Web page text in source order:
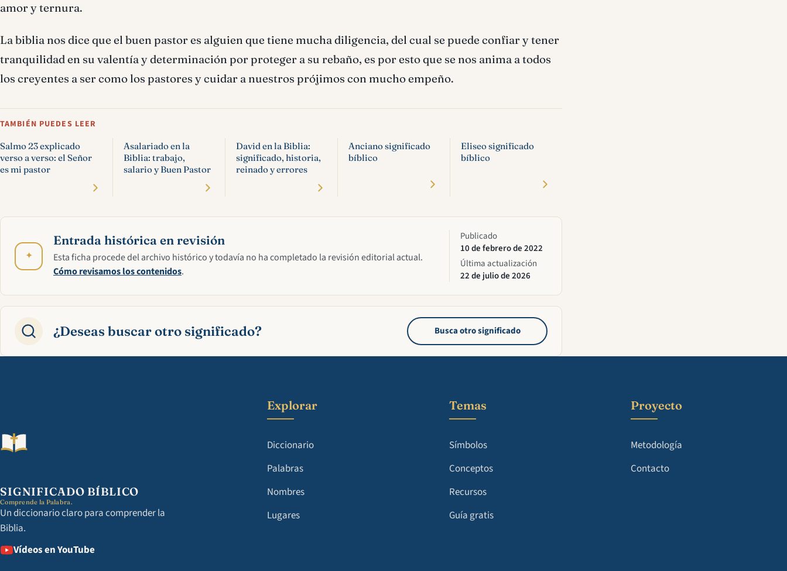
amor y ternura.
La biblia nos dice que el buen pastor es alguien que tiene mucha diligencia, del cual se puede confiar y tener
tranquilidad en su valentía y determinación por proteger a su rebaño, es por esto que se nos anima a todos
los creyentes a ser como los pastores y cuidar a nuestros prójimos con mucho empeño.
TAMBIÉN PUEDES LEER
Salmo 23 explicado
verso a verso: el Señor
es mi pastor
Asalariado en la
Biblia: trabajo,
salario y Buen Pastor
David en la Biblia:
significado, historia,
reinado y errores
Anciano significado
bíblico
Eliseo significado
bíblico
✦
Entrada histórica en revisión
Esta ficha procede del archivo histórico y todavía no ha completado la revisión editorial actual.
Cómo revisamos los contenidos.
Publicado
10 de febrero de 2022
Última actualización
22 de julio de 2026
¿Deseas buscar otro significado? Busca otro significado
SIGNIFICADO BÍBLICO
Comprende la Palabra.
Un diccionario claro para comprender la
Biblia.
Vídeos en YouTube
Explorar
Diccionario
Palabras
Nombres
Lugares
Temas
Símbolos
Conceptos
Recursos
Guía gratis
Proyecto
Metodología
Contacto